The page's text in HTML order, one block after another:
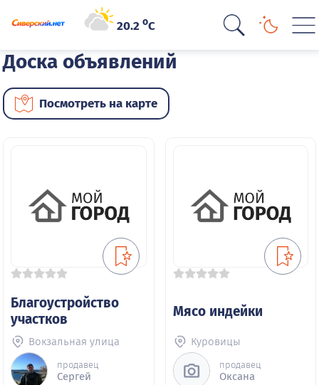
20.2oC
Доска объявлений
Посмотреть на карте
Благоустройство
участков
Вокзальная улица
продавец
Сергей
Мясо индейки
Куровицы
продавец
Оксана